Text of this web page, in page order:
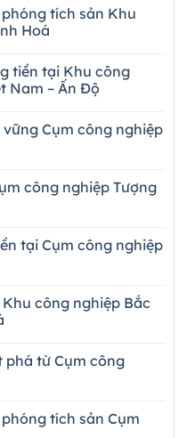
tích sản Khu
Hoá
tiền tại Khu công
Nam – Ấn Độ
Cụm công nghiệp
công nghiệp Tượng
tại Cụm công nghiệp
công nghiệp Bắc
phá từ Cụm công
tích sản Cụm